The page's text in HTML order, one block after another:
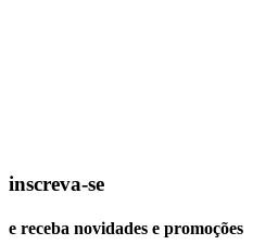
inscreva-se
e receba novidades e promoções